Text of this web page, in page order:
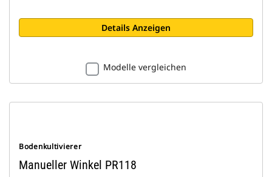
Details Anzeigen
Modelle vergleichen
Bodenkultivierer
Manueller Winkel PR118